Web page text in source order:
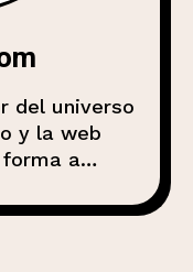
del universo
y la web
a